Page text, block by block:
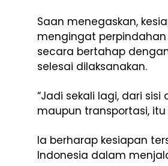
Saan menegaskan,
mengingat
secara bertahap
selesai dilaksanakan.
“Jadi sekali lagi, dari
maupun transportasi,
Ia berharap kesiapan
Indonesia dalam